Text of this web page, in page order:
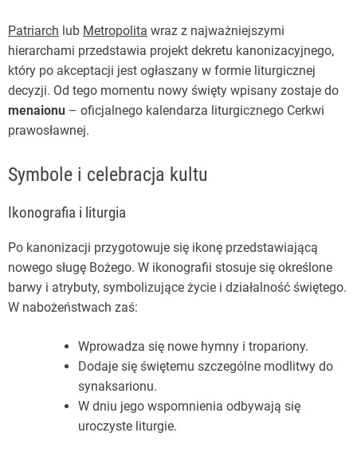
Patriarch lub Metropolita wraz z najważniejszymi
hierarchami przedstawia projekt dekretu kanonizacyjnego,
który po akceptacji jest ogłaszany w formie liturgicznej
decyzji. Od tego momentu nowy święty wpisany zostaje do
menaionu – oficjalnego kalendarza liturgicznego Cerkwi
prawosławnej.
Symbole i celebracja kultu
Ikonografia i liturgia
Po kanonizacji przygotowuje się ikonę przedstawiającą
nowego sługę Bożego. W ikonografii stosuje się określone
barwy i atrybuty, symbolizujące życie i działalność świętego.
W nabożeństwach zaś:
Wprowadza się nowe hymny i tropariony.
Dodaje się świętemu szczególne modlitwy do
synaksarionu.
W dniu jego wspomnienia odbywają się
uroczyste liturgie.